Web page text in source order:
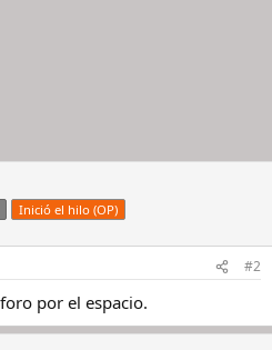
Inició el hilo (OP)
#2
por el espacio.